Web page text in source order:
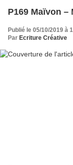
P169 Maïvon –
Publié le 05/10/2019 à
Par Ecriture Créative